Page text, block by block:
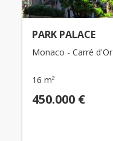
PARK PALACE
Monaco - Carré d'Or
16 m²
450.000 €